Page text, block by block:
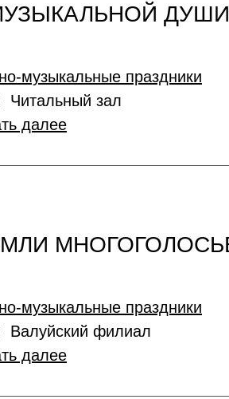
музыкальные праздники
Читальный зал
далее
музыкальные праздники
Валуйский филиал
далее